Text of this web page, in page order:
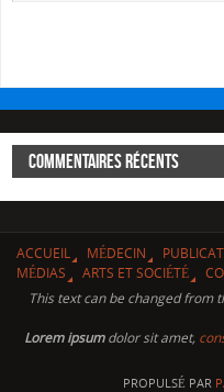
COMMENTAIRES RÉCENTS
ACCUEIL MÉDECIN
MÉDIAS
ARTS ET SOCIÉTÉ
This text can be changed from
Lorem ipsumdolor sit amet,
PROPULSÉ PAR